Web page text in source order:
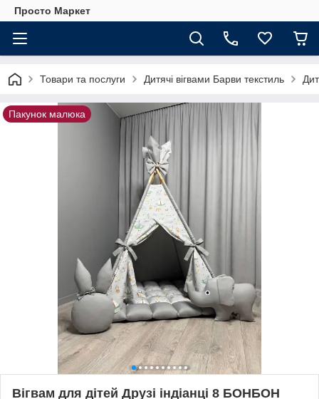
Просто Маркет
Товари та послуги Дитячі вігвами Барви текстиль
Пакунок малюка
Вігвам для дітей Друзі індіанці 8 БОНБОН